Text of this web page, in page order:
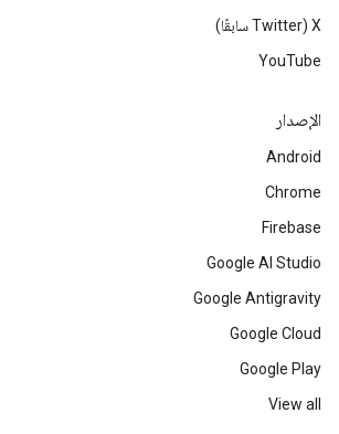
‫X ‏(Twitter سابقًا)
YouTube
الإصدار
Android
Chrome
Firebase
Google AI Studio
Google Antigravity
Google Cloud
Google Play
View all